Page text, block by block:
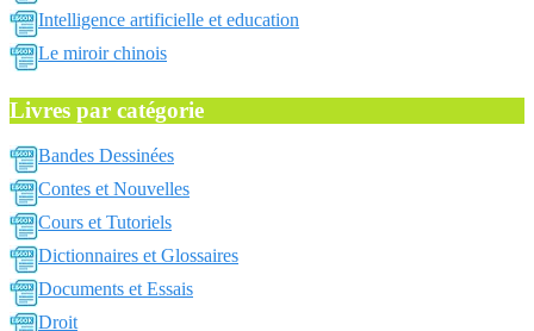
Intelligence artificielle et education
Le miroir chinois
Livres par catégorie
Bandes Dessinées
Contes et Nouvelles
Cours et Tutoriels
Dictionnaires et Glossaires
Documents et Essais
Droit